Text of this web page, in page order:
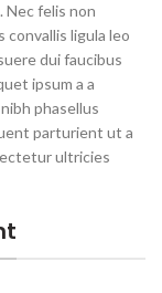
Nec felis non
ligula leo
dui faucibus
ipsum a a
phasellus
parturient ut a
ultricies